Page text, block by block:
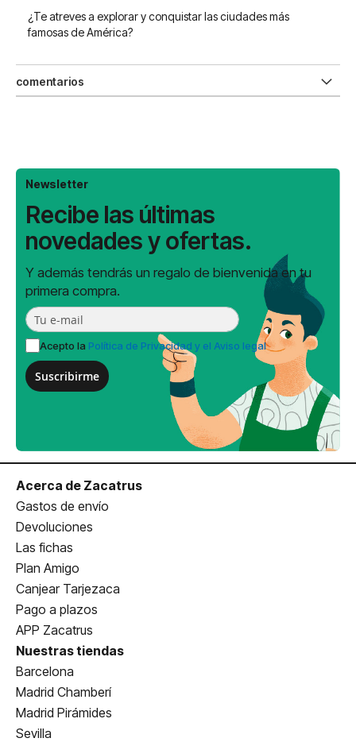
¿Te atreves a explorar y conquistar las ciudades más
famosas de América?
comentarios
Newsletter
Recibe las últimas
novedades y ofertas.
Y además tendrás un regalo de bienvenida en tu
primera compra.
Acepto la Política de Privacidad y el Aviso legal
Suscribirme
Acerca de Zacatrus
Gastos de envío
Devoluciones
Las fichas
Plan Amigo
Canjear Tarjezaca
Pago a plazos
APP Zacatrus
Nuestras tiendas
Barcelona
Madrid Chamberí
Madrid Pirámides
Sevilla